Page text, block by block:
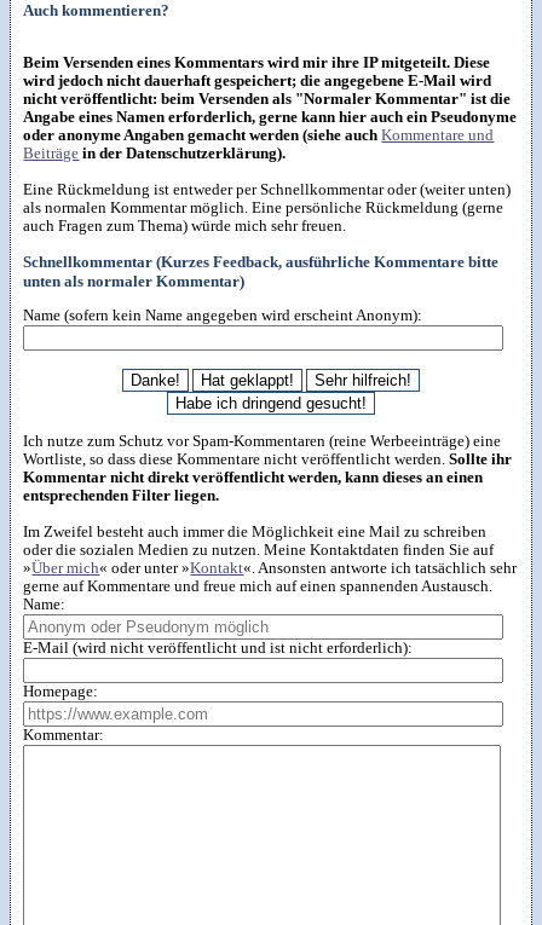
Auch kommentieren?
Beim Versenden eines Kommentars wird mir ihre IP mitgeteilt. Diese
wird jedoch nicht dauerhaft gespeichert; die angegebene E-Mail wird
nicht veröffentlicht: beim Versenden als "Normaler Kommentar" ist die
Angabe eines Namen erforderlich, gerne kann hier auch ein Pseudonyme
oder anonyme Angaben gemacht werden (siehe auchKommentare und
Beiträge in der Datenschutzerklärung).
Eine Rückmeldung ist entweder per Schnellkommentar oder (weiter unten)
als normalen Kommentar möglich. Eine persönliche Rückmeldung (gerne
auch Fragen zum Thema) würde mich sehr freuen.
Schnellkommentar (Kurzes Feedback, ausführliche Kommentare bitte
unten als normaler Kommentar)
Name (sofern kein Name angegeben wird erscheint Anonym):
Ich nutze zum Schutz vor Spam-Kommentaren (reine Werbeeinträge) eine
Wortliste, so dass diese Kommentare nicht veröffentlicht werden.Sollte ihr
Kommentar nicht direkt veröffentlicht werden, kann dieses an einen
entsprechenden Filter liegen.
Im Zweifel besteht auch immer die Möglichkeit eine Mail zu schreiben
oder die sozialen Medien zu nutzen. Meine Kontaktdaten finden Sie auf
»Über mich« oder unter »Kontakt«. Ansonsten antworte ich tatsächlich sehr
gerne auf Kommentare und freue mich auf einen spannenden Austausch.
Name:
E-Mail (wird nicht veröffentlicht und ist nicht erforderlich):
Homepage:
Kommentar: